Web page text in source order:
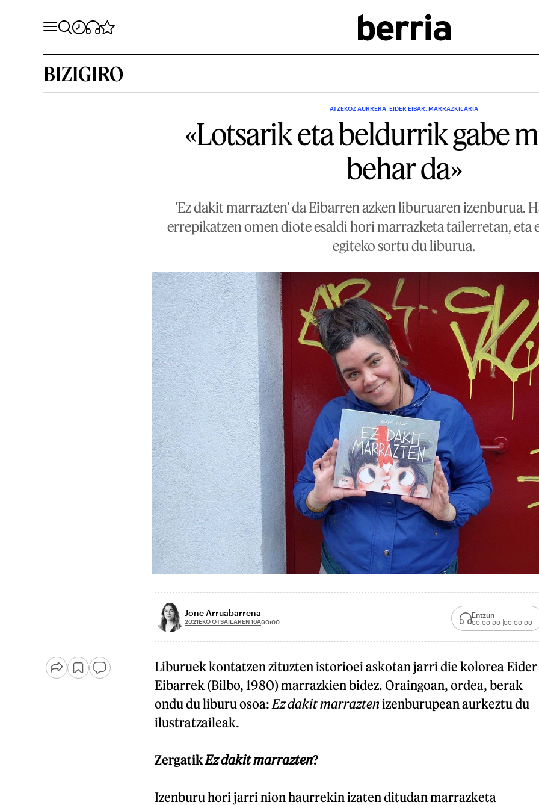
BIZIGIRO
ATZEKOZ AURRERA. EIDER EIBAR. MARRAZKILARIA
«Lotsarik eta beldurrik gabe
behar da»
'Ez dakit marrazten' da Eibarren azken liburuaren izenburua.
errepikatzen omen diote esaldi hori marrazketa tailerretan, eta
egiteko sortu du liburua.
Jone Arruabarrena
2021EKO OTSAILAREN 16A00:00
Entzun
00:00:00 00:00:00
Liburuek kontatzen zituzten istorioei askotan jarri die kolorea Eider
Eibarrek (Bilbo, 1980) marrazkien bidez. Oraingoan, ordea, berak
ondu du liburu osoa: Ez dakit marraztenizenburupean aurkeztu du
ilustratzaileak.
Zergatik Ez dakit marrazten?
Izenburu hori jarri nion haurrekin izaten ditudan marrazketa